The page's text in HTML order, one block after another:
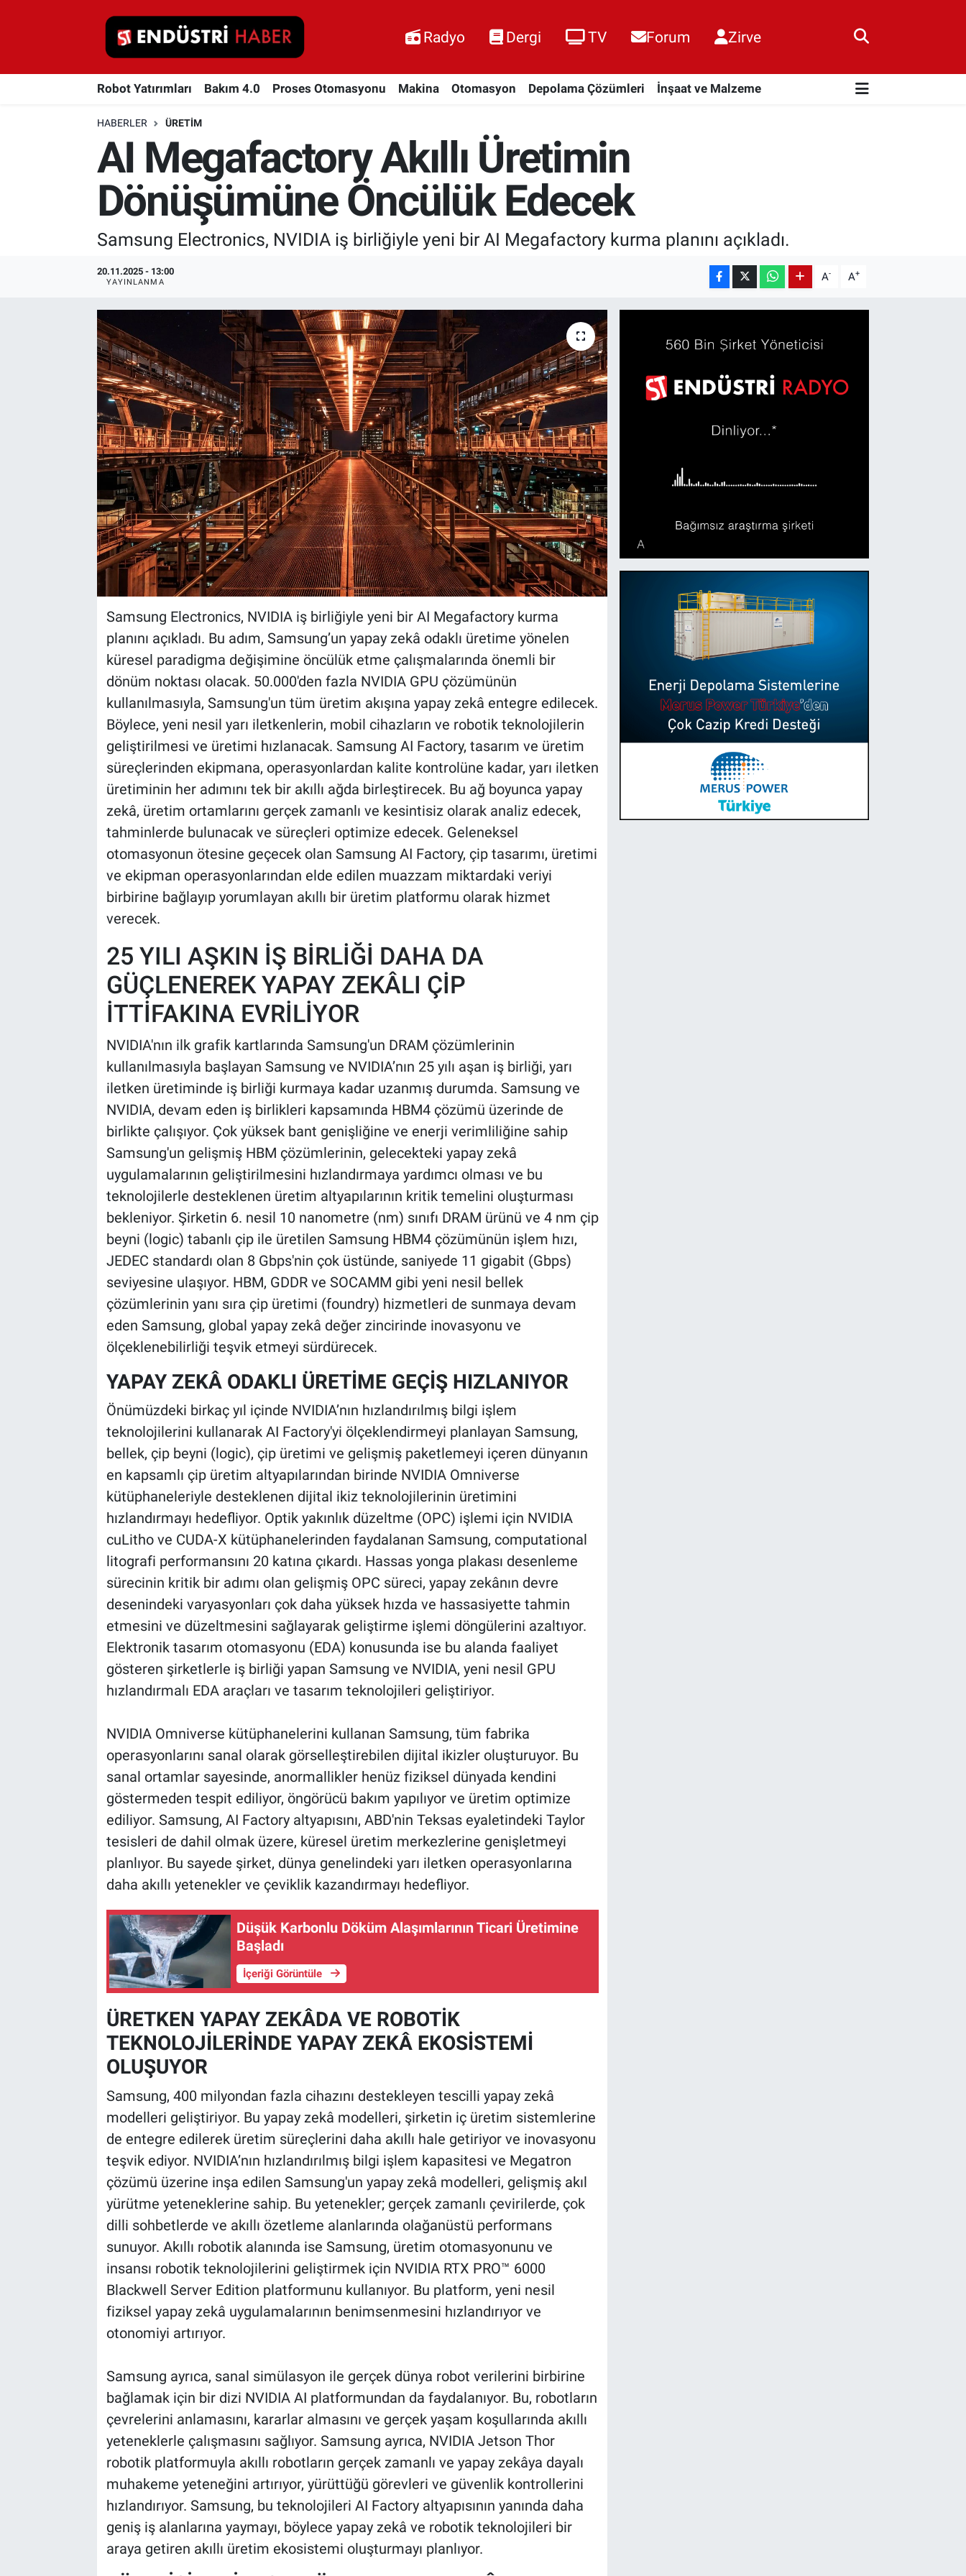
Radyo Dergi TV Forum Zirve
Robot Yatırımları Bakım 4.0 Proses Otomasyonu Makina Otomasyon Depolama Çözümleri İnşaat ve Malzeme
HABERLER ÜRETIM
AI Megafactory Akıllı Üretimin
Dönüşümüne Öncülük Edecek
Samsung Electronics, NVIDIA iş birliğiyle yeni bir AI Megafactory kurma planını açıkladı.
20.11.2025 - 13:00
YAYINLANMA A- A+
Samsung Electronics, NVIDIA iş birliğiyle yeni bir AI Megafactory kurma
planını açıkladı. Bu adım, Samsung’un yapay zekâ odaklı üretime yönelen
küresel paradigma değişimine öncülük etme çalışmalarında önemli bir
dönüm noktası olacak. 50.000'den fazla NVIDIA GPU çözümünün
kullanılmasıyla, Samsung'un tüm üretim akışına yapay zekâ entegre edilecek.
Böylece, yeni nesil yarı iletkenlerin, mobil cihazların ve robotik teknolojilerin
geliştirilmesi ve üretimi hızlanacak. Samsung AI Factory, tasarım ve üretim
süreçlerinden ekipmana, operasyonlardan kalite kontrolüne kadar, yarı iletken
üretiminin her adımını tek bir akıllı ağda birleştirecek. Bu ağ boyunca yapay
zekâ, üretim ortamlarını gerçek zamanlı ve kesintisiz olarak analiz edecek,
tahminlerde bulunacak ve süreçleri optimize edecek. Geleneksel
otomasyonun ötesine geçecek olan Samsung AI Factory, çip tasarımı, üretimi
ve ekipman operasyonlarından elde edilen muazzam miktardaki veriyi
birbirine bağlayıp yorumlayan akıllı bir üretim platformu olarak hizmet
verecek.
25 YILI AŞKIN İŞ BİRLİĞİ DAHA DA
GÜÇLENEREK YAPAY ZEKÂLI ÇİP
İTTİFAKINA EVRİLİYOR
NVIDIA'nın ilk grafik kartlarında Samsung'un DRAM çözümlerinin
kullanılmasıyla başlayan Samsung ve NVIDIA’nın 25 yılı aşan iş birliği, yarı
iletken üretiminde iş birliği kurmaya kadar uzanmış durumda. Samsung ve
NVIDIA, devam eden iş birlikleri kapsamında HBM4 çözümü üzerinde de
birlikte çalışıyor. Çok yüksek bant genişliğine ve enerji verimliliğine sahip
Samsung'un gelişmiş HBM çözümlerinin, gelecekteki yapay zekâ
uygulamalarının geliştirilmesini hızlandırmaya yardımcı olması ve bu
teknolojilerle desteklenen üretim altyapılarının kritik temelini oluşturması
bekleniyor. Şirketin 6. nesil 10 nanometre (nm) sınıfı DRAM ürünü ve 4 nm çip
beyni (logic) tabanlı çip ile üretilen Samsung HBM4 çözümünün işlem hızı,
JEDEC standardı olan 8 Gbps'nin çok üstünde, saniyede 11 gigabit (Gbps)
seviyesine ulaşıyor. HBM, GDDR ve SOCAMM gibi yeni nesil bellek
çözümlerinin yanı sıra çip üretimi (foundry) hizmetleri de sunmaya devam
eden Samsung, global yapay zekâ değer zincirinde inovasyonu ve
ölçeklenebilirliği teşvik etmeyi sürdürecek.
YAPAY ZEKÂ ODAKLI ÜRETİME GEÇİŞ HIZLANIYOR
Önümüzdeki birkaç yıl içinde NVIDIA’nın hızlandırılmış bilgi işlem
teknolojilerini kullanarak AI Factory'yi ölçeklendirmeyi planlayan Samsung,
bellek, çip beyni (logic), çip üretimi ve gelişmiş paketlemeyi içeren dünyanın
en kapsamlı çip üretim altyapılarından birinde NVIDIA Omniverse
kütüphaneleriyle desteklenen dijital ikiz teknolojilerinin üretimini
hızlandırmayı hedefliyor. Optik yakınlık düzeltme (OPC) işlemi için NVIDIA
cuLitho ve CUDA-X kütüphanelerinden faydalanan Samsung, computational
litografi performansını 20 katına çıkardı. Hassas yonga plakası desenleme
sürecinin kritik bir adımı olan gelişmiş OPC süreci, yapay zekânın devre
desenindeki varyasyonları çok daha yüksek hızda ve hassasiyette tahmin
etmesini ve düzeltmesini sağlayarak geliştirme işlemi döngülerini azaltıyor.
Elektronik tasarım otomasyonu (EDA) konusunda ise bu alanda faaliyet
gösteren şirketlerle iş birliği yapan Samsung ve NVIDIA, yeni nesil GPU
hızlandırmalı EDA araçları ve tasarım teknolojileri geliştiriyor.
NVIDIA Omniverse kütüphanelerini kullanan Samsung, tüm fabrika
operasyonlarını sanal olarak görselleştirebilen dijital ikizler oluşturuyor. Bu
sanal ortamlar sayesinde, anormallikler henüz fiziksel dünyada kendini
göstermeden tespit ediliyor, öngörücü bakım yapılıyor ve üretim optimize
ediliyor. Samsung, AI Factory altyapısını, ABD'nin Teksas eyaletindeki Taylor
tesisleri de dahil olmak üzere, küresel üretim merkezlerine genişletmeyi
planlıyor. Bu sayede şirket, dünya genelindeki yarı iletken operasyonlarına
daha akıllı yetenekler ve çeviklik kazandırmayı hedefliyor.
Düşük Karbonlu Döküm Alaşımlarının Ticari Üretimine
Başladı
İçeriği Görüntüle
ÜRETKEN YAPAY ZEKÂDA VE ROBOTİK
TEKNOLOJİLERİNDE YAPAY ZEKÂ EKOSİSTEMİ
OLUŞUYOR
Samsung, 400 milyondan fazla cihazını destekleyen tescilli yapay zekâ
modelleri geliştiriyor. Bu yapay zekâ modelleri, şirketin iç üretim sistemlerine
de entegre edilerek üretim süreçlerini daha akıllı hale getiriyor ve inovasyonu
teşvik ediyor. NVIDIA’nın hızlandırılmış bilgi işlem kapasitesi ve Megatron
çözümü üzerine inşa edilen Samsung'un yapay zekâ modelleri, gelişmiş akıl
yürütme yeteneklerine sahip. Bu yetenekler; gerçek zamanlı çevirilerde, çok
dilli sohbetlerde ve akıllı özetleme alanlarında olağanüstü performans
sunuyor. Akıllı robotik alanında ise Samsung, üretim otomasyonunu ve
insansı robotik teknolojilerini geliştirmek için NVIDIA RTX PRO™ 6000
Blackwell Server Edition platformunu kullanıyor. Bu platform, yeni nesil
fiziksel yapay zekâ uygulamalarının benimsenmesini hızlandırıyor ve
otonomiyi artırıyor.
Samsung ayrıca, sanal simülasyon ile gerçek dünya robot verilerini birbirine
bağlamak için bir dizi NVIDIA AI platformundan da faydalanıyor. Bu, robotların
çevrelerini anlamasını, kararlar almasını ve gerçek yaşam koşullarında akıllı
yeteneklerle çalışmasını sağlıyor. Samsung ayrıca, NVIDIA Jetson Thor
robotik platformuyla akıllı robotların gerçek zamanlı ve yapay zekâya dayalı
muhakeme yeteneğini artırıyor, yürüttüğü görevleri ve güvenlik kontrollerini
hızlandırıyor. Samsung, bu teknolojileri AI Factory altyapısının yanında daha
geniş iş alanlarına yaymayı, böylece yapay zekâ ve robotik teknolojileri bir
araya getiren akıllı üretim ekosistemi oluşturmayı planlıyor.
Robot Yatırımları
Proses Otomasyonu
Depolama Çözümleri
İnşaat ve Malzeme
HaberOrtak
EndüstriST
Enerjisini Üreten Fabrikalar
Endüstri 4.0 Uygulamaları
Ağır Sanayi Çözümleri